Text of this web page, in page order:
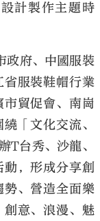
計製作主題時
政府、中國服裝
服裝鞋帽行業
貿促會、南崗
「文化交流、
T台秀、沙龍、
，形成分享創
、營造全面樂
意、浪漫、魅